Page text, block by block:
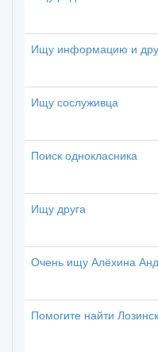
Ищу информацию и
Ищу сослуживца
Поиск однокласника
Ищу друга
Очень ищу Алёхина
Помогите найти